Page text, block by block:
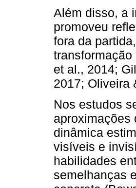
Além disso, a
promoveu
fora da
et al., 2014;
2017; Oliveira
Nos estudos
aproximações
dinâmica
visíveis e
habilidades
semelhanças